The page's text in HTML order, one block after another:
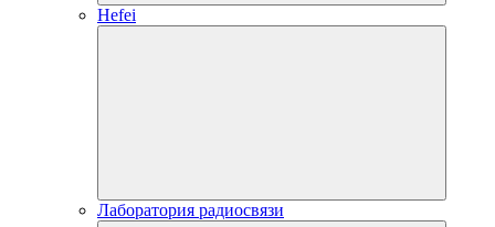
Hefei
Лаборатория радиосвязи